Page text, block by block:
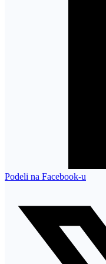
Podeli na Facebook-u